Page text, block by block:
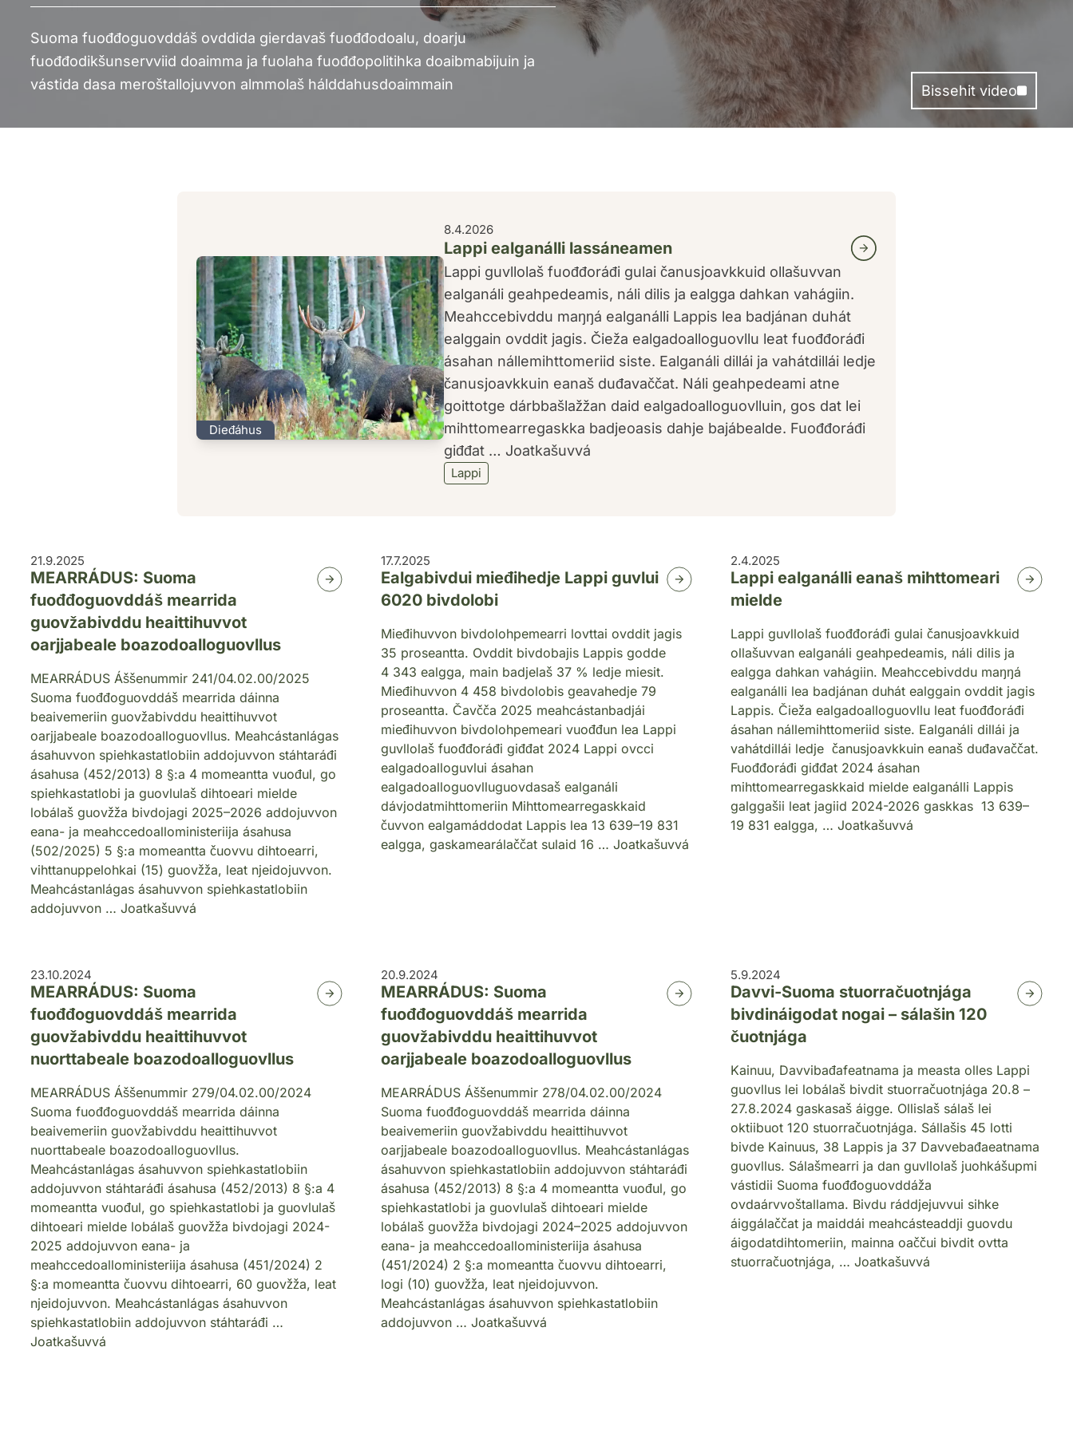
Suoma fuođđoguovddáš ovddida gierdavaš fuođđodoalu, doarju
fuođđodikšunservviid doaimma ja fuolaha fuođđopolitihka doaibmabijuin ja
vástida dasa meroštallojuvvon almmolaš hálddahusdoaimmain
Bissehit video
Dieđáhus
8.4.2026
Lappi ealganálli lassáneamen
Lappi guvllolaš fuođđoráđi gulai čanusjoavkkuid ollašuvvan
ealganáli geahpedeamis, náli dilis ja ealgga dahkan vahágiin.
Meahccebivddu maŋŋá ealganálli Lappis lea badjánan duhát
ealggain ovddit jagis. Čieža ealgadoalloguovllu leat fuođđoráđi
ásahan nállemihttomeriid siste. Ealganáli dillái ja vahátdillái ledje
čanusjoavkkuin eanaš duđavaččat. Náli geahpedeami atne
goittotge dárbbašlažžan daid ealgadoalloguovlluin, gos dat lei
mihttomearregaskka badjeoasis dahje bajábealde. Fuođđoráđi
giđđat … Joatkašuvvá
Lappi
21.9.2025
MEARRÁDUS: Suoma
fuođđoguovddáš mearrida
guovžabivddu heaittihuvvot
oarjjabeale boazodoalloguovllus
MEARRÁDUS Áššenummir 241/04.02.00/2025
Suoma fuođđoguovddáš mearrida dáinna
beaivemeriin guovžabivddu heaittihuvvot
oarjjabeale boazodoalloguovllus. Meahcástanlágas
ásahuvvon spiehkastatlobiin addojuvvon stáhtaráđi
ásahusa (452/2013) 8 §:a 4 momeantta vuođul, go
spiehkastatlobi ja guovlulaš dihtoeari mielde
lobálaš guovžža bivdojagi 2025–2026 addojuvvon
eana- ja meahccedoalloministeriija ásahusa
(502/2025) 5 §:a momeantta čuovvu dihtoearri,
vihttanuppelohkai (15) guovžža, leat njeidojuvvon.
Meahcástanlágas ásahuvvon spiehkastatlobiin
addojuvvon … Joatkašuvvá
17.7.2025
Ealgabivdui mieđihedje Lappi guvlui
6020 bivdolobi
Mieđihuvvon bivdolohpemearri lovttai ovddit jagis
35 proseantta. Ovddit bivdobajis Lappis godde
4 343 ealgga, main badjelaš 37 % ledje miesit.
Mieđihuvvon 4 458 bivdolobis geavahedje 79
proseantta. Čavčča 2025 meahcástanbadjái
mieđihuvvon bivdolohpemeari vuođđun lea Lappi
guvllolaš fuođđoráđi giđđat 2024 Lappi ovcci
ealgadoalloguvlui ásahan
ealgadoalloguovlluguovdasaš ealganáli
dávjodatmihttomeriin Mihttomearregaskkaid
čuvvon ealgamáddodat Lappis lea 13 639–19 831
ealgga, gaskamearálaččat sulaid 16 … Joatkašuvvá
2.4.2025
Lappi ealganálli eanaš mihttomeari
mielde
Lappi guvllolaš fuođđoráđi gulai čanusjoavkkuid
ollašuvvan ealganáli geahpedeamis, náli dilis ja
ealgga dahkan vahágiin. Meahccebivddu maŋŋá
ealganálli lea badjánan duhát ealggain ovddit jagis
Lappis. Čieža ealgadoalloguovllu leat fuođđoráđi
ásahan nállemihttomeriid siste. Ealganáli dillái ja
vahátdillái ledje čanusjoavkkuin eanaš duđavaččat.
Fuođđoráđi giđđat 2024 ásahan
mihttomearregaskkaid mielde ealganálli Lappis
galggašii leat jagiid 2024-2026 gaskkas 13 639–
19 831 ealgga, … Joatkašuvvá
23.10.2024
MEARRÁDUS: Suoma
fuođđoguovddáš mearrida
guovžabivddu heaittihuvvot
nuorttabeale boazodoalloguovllus
MEARRÁDUS Áššenummir 279/04.02.00/2024
Suoma fuođđoguovddáš mearrida dáinna
beaivemeriin guovžabivddu heaittihuvvot
nuorttabeale boazodoalloguovllus.
Meahcástanlágas ásahuvvon spiehkastatlobiin
addojuvvon stáhtaráđi ásahusa (452/2013) 8 §:a 4
momeantta vuođul, go spiehkastatlobi ja guovlulaš
dihtoeari mielde lobálaš guovžža bivdojagi 2024-
2025 addojuvvon eana- ja
meahccedoalloministeriija ásahusa (451/2024) 2
§:a momeantta čuovvu dihtoearri, 60 guovžža, leat
njeidojuvvon. Meahcástanlágas ásahuvvon
spiehkastatlobiin addojuvvon stáhtaráđi …
Joatkašuvvá
20.9.2024
MEARRÁDUS: Suoma
fuođđoguovddáš mearrida
guovžabivddu heaittihuvvot
oarjjabeale boazodoalloguovllus
MEARRÁDUS Áššenummir 278/04.02.00/2024
Suoma fuođđoguovddáš mearrida dáinna
beaivemeriin guovžabivddu heaittihuvvot
oarjjabeale boazodoalloguovllus. Meahcástanlágas
ásahuvvon spiehkastatlobiin addojuvvon stáhtaráđi
ásahusa (452/2013) 8 §:a 4 momeantta vuođul, go
spiehkastatlobi ja guovlulaš dihtoeari mielde
lobálaš guovžža bivdojagi 2024–2025 addojuvvon
eana- ja meahccedoalloministeriija ásahusa
(451/2024) 2 §:a momeantta čuovvu dihtoearri,
logi (10) guovžža, leat njeidojuvvon.
Meahcástanlágas ásahuvvon spiehkastatlobiin
addojuvvon … Joatkašuvvá
5.9.2024
Davvi-Suoma stuorračuotnjága
bivdináigodat nogai – sálašin 120
čuotnjága
Kainuu, Davvibađafeatnama ja measta olles Lappi
guovllus lei lobálaš bivdit stuorračuotnjága 20.8 –
27.8.2024 gaskasaš áigge. Ollislaš sálaš lei
oktiibuot 120 stuorračuotnjága. Sállašis 45 lotti
bivde Kainuus, 38 Lappis ja 37 Davvebađaeatnama
guovllus. Sálašmearri ja dan guvllolaš juohkášupmi
vástidii Suoma fuođđoguovddáža
ovdaárvvoštallama. Bivdu ráddjejuvvui sihke
áiggálaččat ja maiddái meahcásteaddji guovdu
áigodatdihtomeriin, mainna oaččui bivdit ovtta
stuorračuotnjága, … Joatkašuvvá